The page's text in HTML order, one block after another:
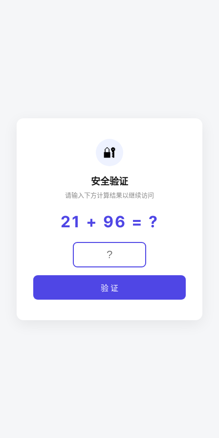
🔐
安全验证
请输入下方计算结果以继续访问
21 + 96 = ?
验 证